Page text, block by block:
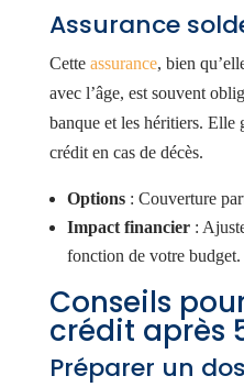
Assurance
Cette assurance, bien
avec l’âge, est souvent
banque et les héritiers. Elle
crédit en cas de décès.
Options: Couverture
Impact financier:
fonction de votre budget.
Conseils
crédit après
Préparer un